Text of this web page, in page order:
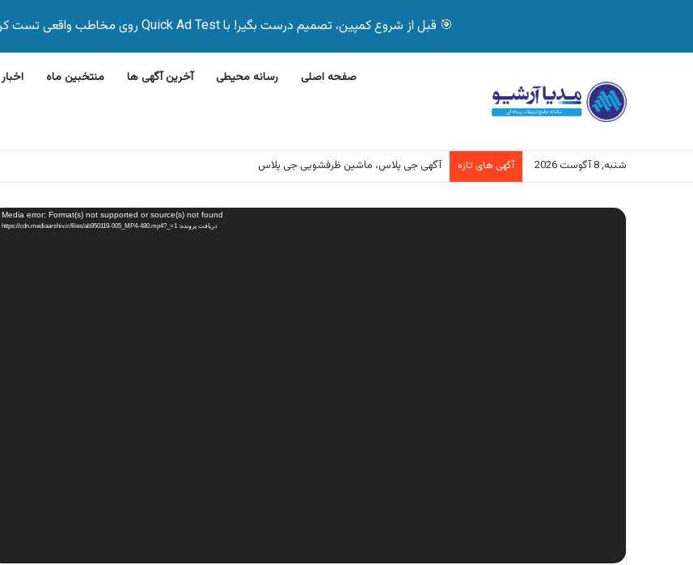
🎯 قبل از شروع کمپین، تصمیم درست بگیر! با Quick Ad Test روی مخاطب واقعی تست کن ✅
صفحه اصلی رسانه محیطی آخرین آگهی ها منتخبین ماه اخبار
شنبه, 8 آگوست 2026 آگهی های تازه آگهی بیمه دات کام، خرید آنلاین بیمه زیر ۵ دقیقه
نمایشگر
ویدیو Media error: Format(s) not supported or source(s) not found
دریافت پرونده: https://cdn.mediaarshiv.ir/files/ab950119-005_MP4-480.mp4?_=1